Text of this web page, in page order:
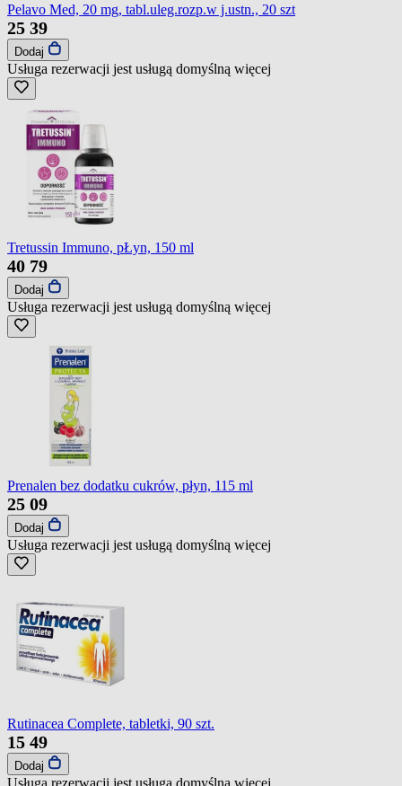
Pelavo Med, 20 mg, tabl.uleg.rozp.w j.ustn., 20 szt
25 39
Dodaj
Usługa rezerwacji jest usługą domyślną więcej
Tretussin Immuno, pŁyn, 150 ml
40 79
Dodaj
Usługa rezerwacji jest usługą domyślną więcej
Prenalen bez dodatku cukrów, płyn, 115 ml
25 09
Dodaj
Usługa rezerwacji jest usługą domyślną więcej
Rutinacea Complete, tabletki, 90 szt.
15 49
Dodaj
Usługa rezerwacji jest usługą domyślną więcej